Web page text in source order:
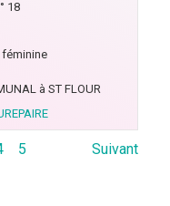
18
féminine
à ST FLOUR
5 Suivant